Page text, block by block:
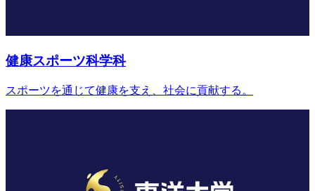
健康スポーツ科学科
スポーツを通じて健康を支え、社会に貢献する。